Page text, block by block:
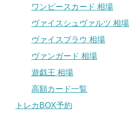
ワンピースカード 相場
ヴァイスシュヴァルツ 相場
ヴァイスブラウ 相場
ヴァンガード 相場
遊戯王 相場
高額カード一覧
トレカBOX予約